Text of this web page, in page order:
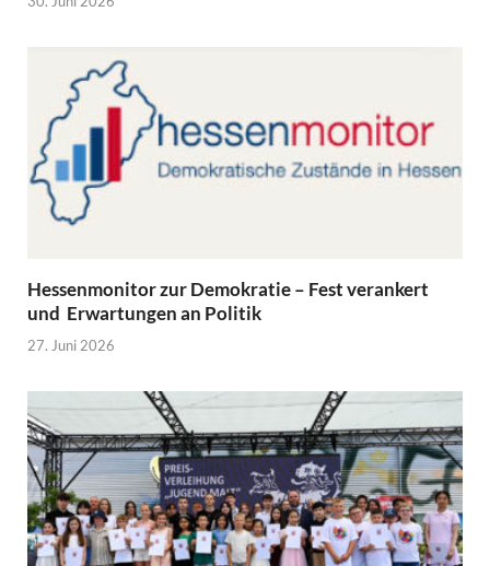
Hessenmonitor zur Demokratie – Fest verankert
und Erwartungen an Politik
27. Juni 2026